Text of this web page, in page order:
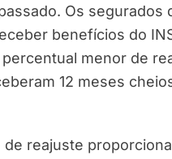
Os segurados
benefícios do
menor de
12 meses
de reajuste